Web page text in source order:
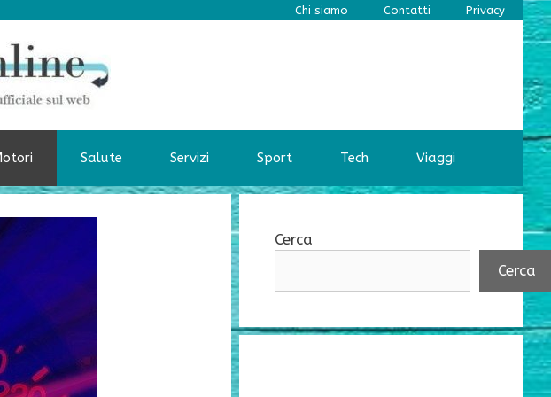
Chi siamo Contatti Privacy
Salute Servizi Sport Tech Viaggi
Cerca
Cerca